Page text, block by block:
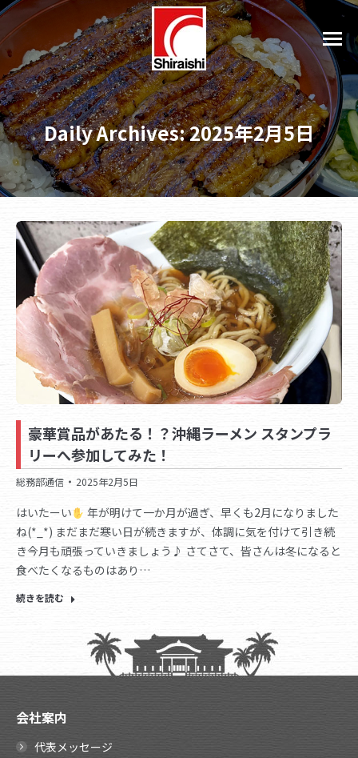
Daily Archives:2025年2月5日
豪華賞品があたる！？沖縄ラーメン スタンプラ
リーへ参加してみた！
総務部通信 2025年2月5日
はいたーい
年が明けて一か月が過ぎ、早くも2月になりました
ね(*_*) まだまだ寒い日が続きますが、体調に気を付けて引き続
き今月も頑張っていきましょう♪ さてさて、皆さんは冬になると
食べたくなるものはあり…
続きを読む
会社案内
代表メッセージ